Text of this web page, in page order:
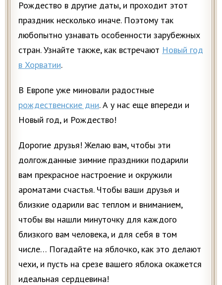
Рождество в другие даты, и проходит этот
праздник несколько иначе. Поэтому так
любопытно узнавать особенности зарубежных
стран. Узнайте также, как встречают Новый год
в Хорватии.
В Европе уже миновали радостные
рождественские дни. А у нас еще впереди и
Новый год, и Рождество!
Дорогие друзья! Желаю вам, чтобы эти
долгожданные зимние праздники подарили
вам прекрасное настроение и окружили
ароматами счастья. Чтобы ваши друзья и
близкие одарили вас теплом и вниманием,
чтобы вы нашли минуточку для каждого
близкого вам человека, и для себя в том
числе… Погадайте на яблочко, как это делают
чехи, и пусть на срезе вашего яблока окажется
идеальная сердцевина!